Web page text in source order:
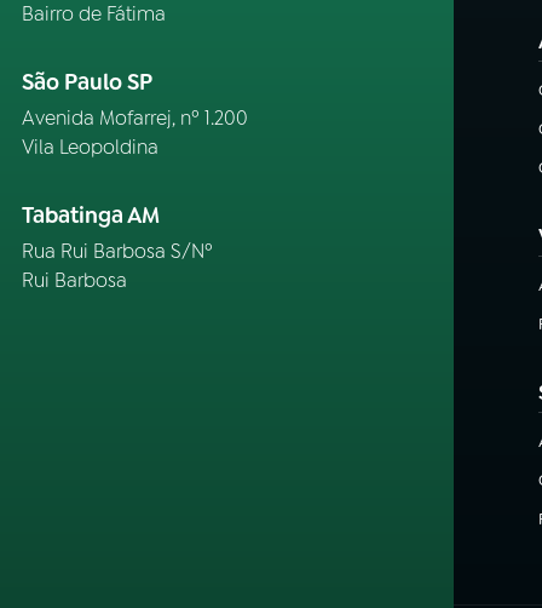
Bairro de Fátima
São Paulo SP
Avenida Mofarrej, nº 1.200
Vila Leopoldina
Tabatinga AM
Rua Rui Barbosa S/Nº
Rui Barbosa